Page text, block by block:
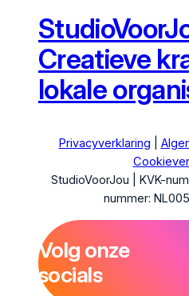
Creatieve
lokale
Privacyverklaring
StudioVoorJou | KVK-
nummer:
Volg onze
socials